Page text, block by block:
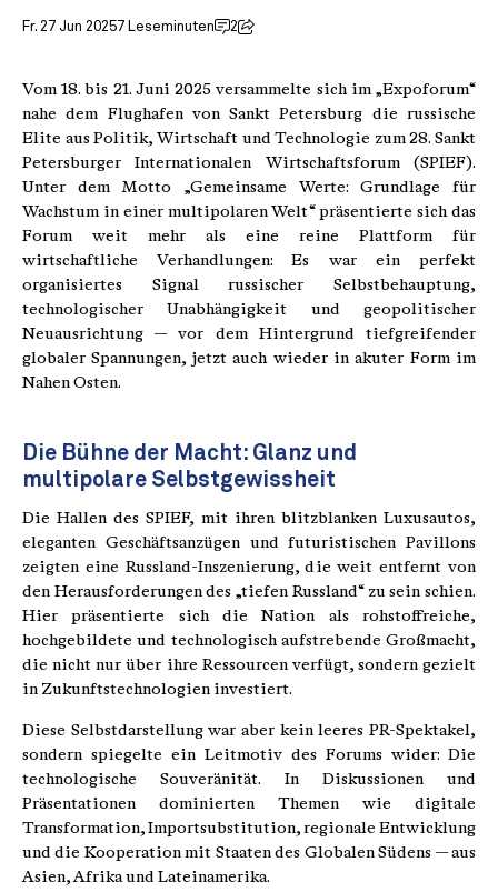
Fr. 27 Jun 20257 Leseminuten 2
Vom 18. bis 21. Juni 2025 versammelte sich im „Expoforum“
nahe dem Flughafen von Sankt Petersburg die russische
Elite aus Politik, Wirtschaft und Technologie zum 28. Sankt
Petersburger Internationalen Wirtschaftsforum (SPIEF).
Unter dem Motto „Gemeinsame Werte: Grundlage für
Wachstum in einer multipolaren Welt“ präsentierte sich das
Forum weit mehr als eine reine Plattform für
wirtschaftliche Verhandlungen: Es war ein perfekt
organisiertes Signal russischer Selbstbehauptung,
technologischer Unabhängigkeit und geopolitischer
Neuausrichtung — vor dem Hintergrund tiefgreifender
globaler Spannungen, jetzt auch wieder in akuter Form im
Nahen Osten.
Die Bühne der Macht: Glanz und
multipolare Selbstgewissheit
Die Hallen des SPIEF, mit ihren blitzblanken Luxusautos,
eleganten Geschäftsanzügen und futuristischen Pavillons
zeigten eine Russland-Inszenierung, die weit entfernt von
den Herausforderungen des „tiefen Russland“ zu sein schien.
Hier präsentierte sich die Nation als rohstoffreiche,
hochgebildete und technologisch aufstrebende Großmacht,
die nicht nur über ihre Ressourcen verfügt, sondern gezielt
in Zukunftstechnologien investiert.
Diese Selbstdarstellung war aber kein leeres PR-Spektakel,
sondern spiegelte ein Leitmotiv des Forums wider: Die
technologische Souveränität. In Diskussionen und
Präsentationen dominierten Themen wie digitale
Transformation, Importsubstitution, regionale Entwicklung
und die Kooperation mit Staaten des Globalen Südens — aus
Asien, Afrika und Lateinamerika.